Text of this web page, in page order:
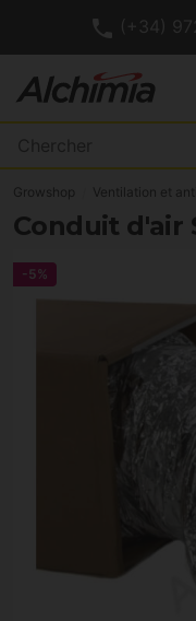
(+34)
Growshop Ventilation et
Conduit d'air
-5%